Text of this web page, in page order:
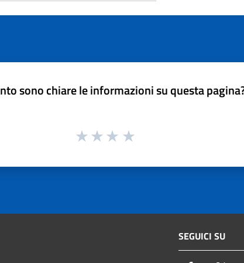
sono chiare le informazioni su questa
SEGUICI SU